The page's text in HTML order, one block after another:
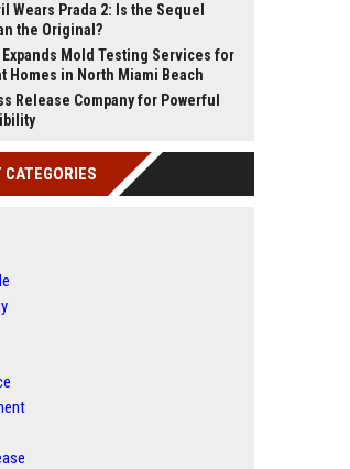
Wears Prada 2: Is the Sequel
the Original?
Expands Mold Testing Services for
Homes in North Miami Beach
Release Company for Powerful
CATEGORIES